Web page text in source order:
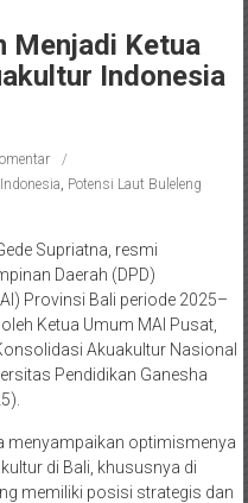
Menjadi Ketua
Indonesia
Potensi Laut Buleleng
Supriatna, resmi
Daerah (DPD)
Provinsi Bali periode 2025–
Ketua Umum MAI Pusat,
Akuakultur Nasional
Pendidikan Ganesha
menyampaikan optimismenya
di Bali, khususnya di
memiliki posisi strategis dan